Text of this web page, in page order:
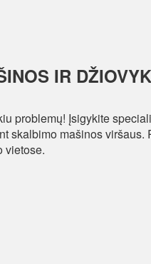
IR
problemų! Įsigykite
skalbimo mašinos viršaus.
vietose.